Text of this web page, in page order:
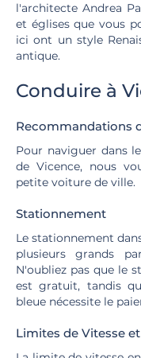
l'architecte Andrea
et églises que vous
ici ont un style
antique.
Conduire à
Recommandations
Pour naviguer dans
de Vicence, nous
petite voiture de ville.
Stationnement
Le stationnement
plusieurs grands
N'oubliez pas que le
est gratuit, tandis
bleue nécessite le
Limites de Vitesse